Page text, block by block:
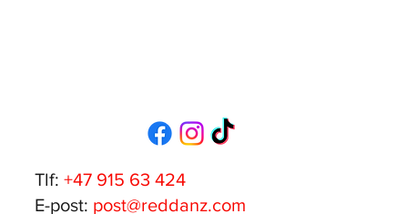
Tlf:+47 915 63 424
E-post: post@reddanz.com